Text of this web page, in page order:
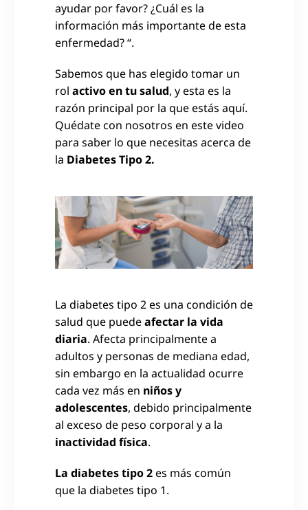
ayudar por favor? ¿Cuál es la
información más importante de esta
enfermedad? “.
Sabemos que has elegido tomar un
rol activo en tu salud, y esta es la
razón principal por la que estás aquí.
Quédate con nosotros en este video
para saber lo que necesitas acerca de
la Diabetes Tipo 2.
La diabetes tipo 2 es una condición de
salud que puedeafectar la vida
diaria. Afecta principalmente a
adultos y personas de mediana edad,
sin embargo en la actualidad ocurre
cada vez más en niñosy
adolescentes, debido principalmente
al exceso de peso corporal y a la
inactividad física.
La diabetes tipo 2es más común
que la diabetes tipo 1.